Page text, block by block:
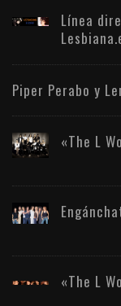
Línea
Piper Perabo y
«The L
«The L